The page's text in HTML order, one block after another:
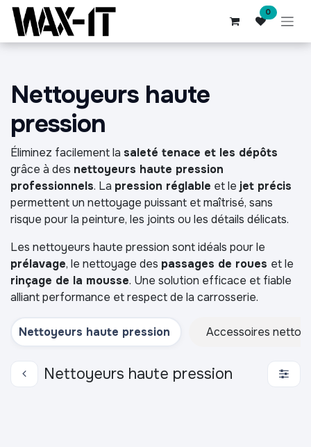
Se rendre au contenu 0
Nettoyeurs haute
pression
Éliminez facilement la saleté tenace et les dépôts
grâce à des nettoyeurs haute pression
professionnels. La pression réglable et le jet précis
permettent un nettoyage puissant et maîtrisé, sans
risque pour la peinture, les joints ou les détails délicats.
Les nettoyeurs haute pression sont idéals pour le
prélavage, le nettoyage des passages de roues et le
rinçage de la mousse. Une solution efficace et fiable
alliant performance et respect de la carrosserie.
Nettoyeurs haute pression Accessoires
Nettoyeurs haute pression